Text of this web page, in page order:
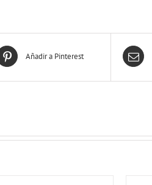
Añadir a Pinterest